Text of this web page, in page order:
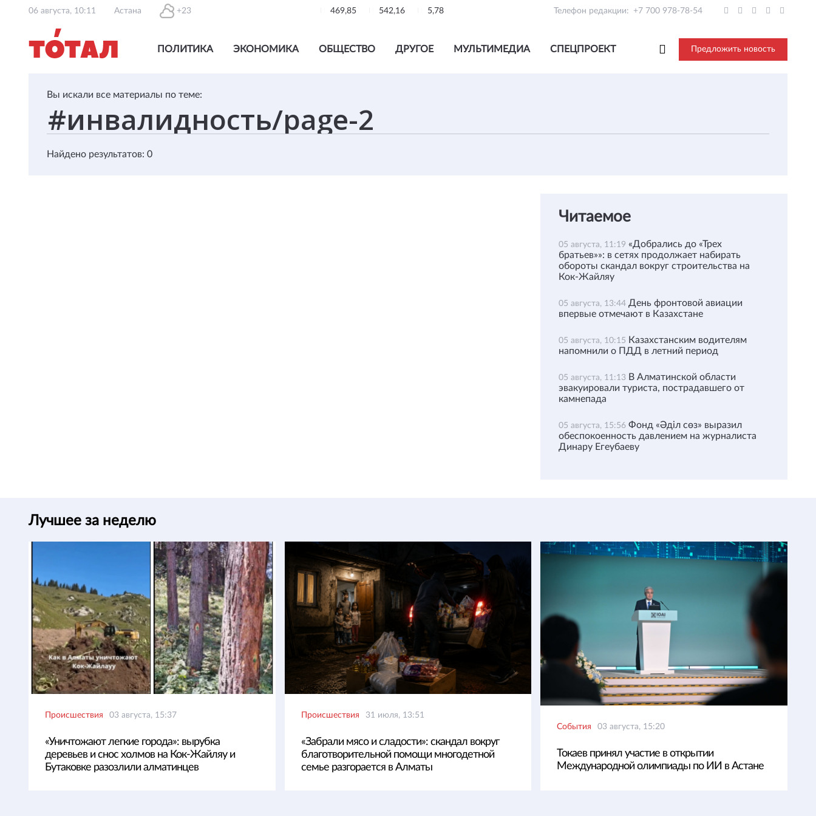
06 августа, 10:11 Астана +23 469,85 542,16 5,78 Телефон редакции: +7 700 978-78-54
ПОЛИТИКА ЭКОНОМИКА ОБЩЕСТВО ДРУГОЕ МУЛЬТИМЕДИА СПЕЦПРОЕКТ Предложить новость
Вы искали все материалы по теме:
Найдено результатов: 0
Читаемое
05 августа, 11:19 «Добрались до «Трех
братьев»»: в сетях продолжает набирать
обороты скандал вокруг строительства на
Кок-Жайляу
05 августа, 13:44 День фронтовой авиации
впервые отмечают в Казахстане
05 августа, 10:15 Казахстанским водителям
напомнили о ПДД в летний период
05 августа, 11:13 В Алматинской области
эвакуировали туриста, пострадавшего от
камнепада
05 августа, 15:56 Фонд «Әділ сөз» выразил
обеспокоенность давлением на журналиста
Динару Егеубаеву
Лучшее за неделю
Происшествия 03 августа, 15:37
«Уничтожают легкие города»: вырубка
деревьев и снос холмов на Кок-Жайляу и
Бутаковке разозлили алматинцев
Происшествия 31 июля, 13:51
«Забрали мясо и сладости»: скандал вокруг
благотворительной помощи многодетной
семье разгорается в Алматы
События 03 августа, 15:20
Токаев принял участие в открытии
Международной олимпиады по ИИ в Астане